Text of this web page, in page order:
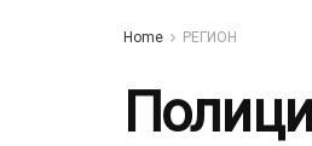
Home РЕГИОН